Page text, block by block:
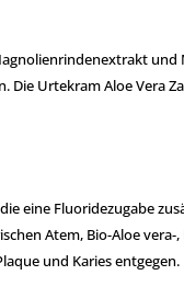
Die Urtekram Aloe Vera
eine Fluoridezugabe
Atem, Bio-Aloe
und Karies entgegen.